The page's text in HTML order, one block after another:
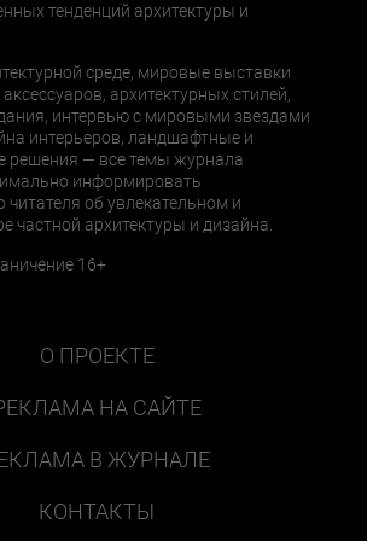
тенденций архитектуры и
среде, мировые выставки
архитектурных стилей,
интервью с мировыми звездами
интерьеров, ландшафтные и
решения — все темы журнала
информировать
читателя об увлекательном и
частной архитектуры и дизайна.
16+
О ПРОЕКТЕ
НА САЙТЕ
В ЖУРНАЛЕ
КОНТАКТЫ